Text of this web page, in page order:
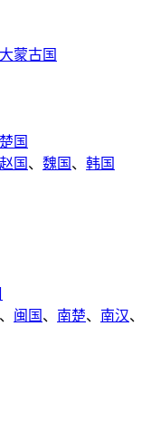
大蒙古国
楚国
赵国 、 魏国 、 韩国
、 闽国 、 南楚、 南汉、